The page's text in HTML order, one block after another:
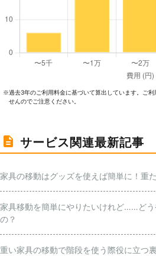
※過去3年のご利⽤料⾦に基づいて算出しています。ご
せんのでご注意ください。
サービス関連最新記事
家具の移動はグッズを使えば簡単に！重
家具移動を簡単にやりたいけれど……ど
の？
重い家具の移動で階段を使う際役に立つ